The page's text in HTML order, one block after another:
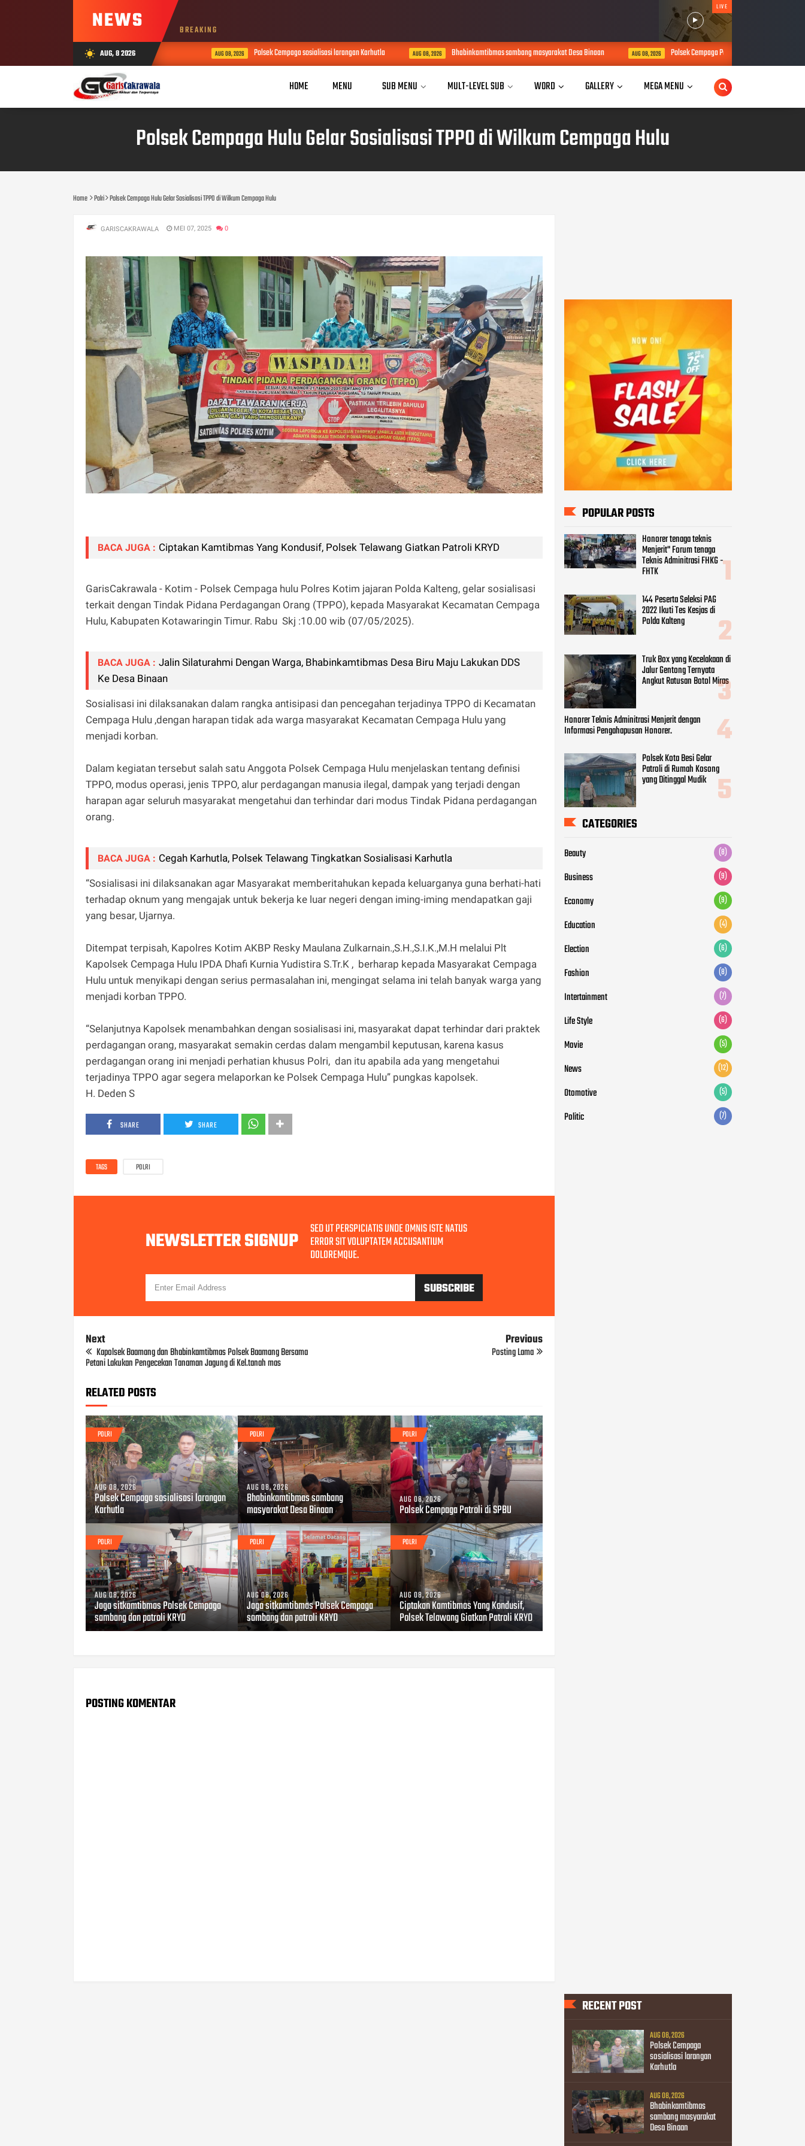
NEWS BREAKING
LIVE
wb_sunny AUG, 8 2026 AUG 08, 2026 Polsek Cempaga sosialisasi larangan Karhutla AUG 08, 2026 Bhabinkamtibmas sambang masyarakat Desa Binaan AUG 08, 2026 Polsek Cempaga Patroli di SPBU
HOME MENU SUB MENU MULT-LEVEL SUB WORD GALLERY MEGA MENU
Polsek Cempaga Hulu Gelar Sosialisasi TPPO di Wilkum Cempaga Hulu
Home Polri Polsek Cempaga Hulu Gelar Sosialisasi TPPO di Wilkum Cempaga Hulu
GARISCAKRAWALA MEI 07, 2025 0
BACA JUGA : Ciptakan Kamtibmas Yang Kondusif, Polsek Telawang Giatkan Patroli KRYD
GarisCakrawala - Kotim - Polsek Cempaga hulu Polres Kotim jajaran Polda Kalteng, gelar sosialisasi
terkait dengan Tindak Pidana Perdagangan Orang (TPPO), kepada Masyarakat Kecamatan Cempaga
Hulu, Kabupaten Kotawaringin Timur. Rabu Skj :10.00 wib (07/05/2025).
BACA JUGA : Jalin Silaturahmi Dengan Warga, Bhabinkamtibmas Desa Biru Maju Lakukan DDS
Ke Desa Binaan
Sosialisasi ini dilaksanakan dalam rangka antisipasi dan pencegahan terjadinya TPPO di Kecamatan
Cempaga Hulu ,dengan harapan tidak ada warga masyarakat Kecamatan Cempaga Hulu yang
menjadi korban.
Dalam kegiatan tersebut salah satu Anggota Polsek Cempaga Hulu menjelaskan tentang definisi
TPPO, modus operasi, jenis TPPO, alur perdagangan manusia ilegal, dampak yang terjadi dengan
harapan agar seluruh masyarakat mengetahui dan terhindar dari modus Tindak Pidana perdagangan
orang.
BACA JUGA : Cegah Karhutla, Polsek Telawang Tingkatkan Sosialisasi Karhutla
“Sosialisasi ini dilaksanakan agar Masyarakat memberitahukan kepada keluarganya guna berhati-hati
terhadap oknum yang mengajak untuk bekerja ke luar negeri dengan iming-iming mendapatkan gaji
yang besar, Ujarnya.
Ditempat terpisah, Kapolres Kotim AKBP Resky Maulana Zulkarnain.,S.H.,S.I.K.,M.H melalui Plt
Kapolsek Cempaga Hulu IPDA Dhafi Kurnia Yudistira S.Tr.K , berharap kepada Masyarakat Cempaga
Hulu untuk menyikapi dengan serius permasalahan ini, mengingat selama ini telah banyak warga yang
menjadi korban TPPO.
“Selanjutnya Kapolsek menambahkan dengan sosialisasi ini, masyarakat dapat terhindar dari praktek
perdagangan orang, masyarakat semakin cerdas dalam mengambil keputusan, karena kasus
perdagangan orang ini menjadi perhatian khusus Polri, dan itu apabila ada yang mengetahui
terjadinya TPPO agar segera melaporkan ke Polsek Cempaga Hulu” pungkas kapolsek.
H. Deden S
SHARE SHARE
TAGS POLRI
NEWSLETTER SIGNUP SED UT PERSPICIATIS UNDE OMNIS ISTE NATUS
ERROR SIT VOLUPTATEM ACCUSANTIUM
DOLOREMQUE.
Next
Kapolsek Baamang dan Bhabinkamtibmas Polsek Baamang Bersama
Petani Lakukan Pengecekan Tanaman Jagung di Kel.tanah mas
Previous
Posting Lama
RELATED POSTS
POLRI
AUG 08, 2026
Polsek Cempaga sosialisasi larangan
Karhutla
POLRI
AUG 08, 2026
Bhabinkamtibmas sambang
masyarakat Desa Binaan
POLRI
AUG 08, 2026
Polsek Cempaga Patroli di SPBU
POLRI
AUG 08, 2026
Jaga sitkamtibmas Polsek Cempaga
sambang dan patroli KRYD
POLRI
AUG 08, 2026
Jaga sitkamtibmas Polsek Cempaga
sambang dan patroli KRYD
POLRI
AUG 08, 2026
Ciptakan Kamtibmas Yang Kondusif,
Polsek Telawang Giatkan Patroli KRYD
POSTING KOMENTAR
POPULAR POSTS
Honorer tenaga teknis
Menjerit" Forum tenaga
Teknis Adminitrasi FHKG -
FHTK
144 Peserta Seleksi PAG
2022 Ikuti Tes Kesjas di
Polda Kalteng
Truk Box yang Kecelakaan di
Jalur Gentong Ternyata
Angkut Ratusan Botol Miras
Honorer Teknis Adminitrasi Menjerit dengan
Informasi Pengahapusan Honorer.
Polsek Kota Besi Gelar
Patroli di Rumah Kosong
yang Ditinggal Mudik
CATEGORIES
Beauty (8)
Business (9)
Economy (9)
Education (4)
Election (6)
Fashion (8)
Intertainment (7)
Life Style (6)
Movie (5)
News (12)
Otomotive (5)
Politic (7)
RECENT POST
AUG 08, 2026
Polsek Cempaga
sosialisasi larangan
Karhutla
AUG 08, 2026
Bhabinkamtibmas
sambang masyarakat
Desa Binaan